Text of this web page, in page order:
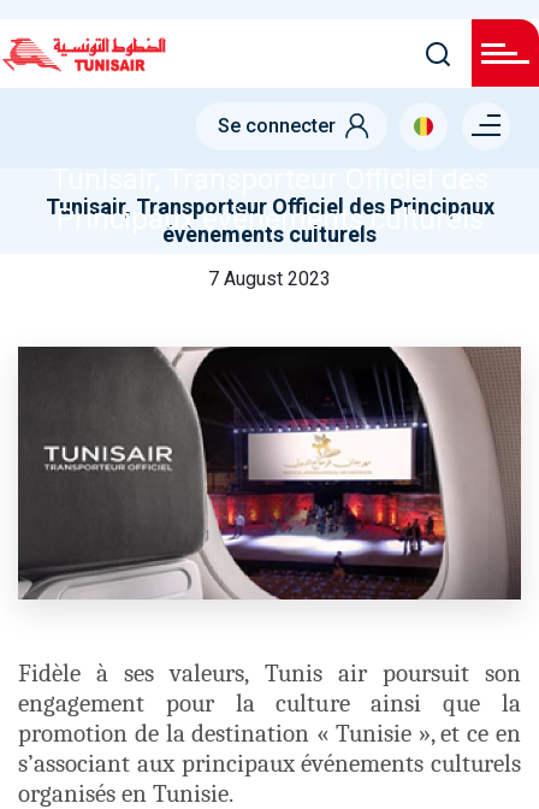
Se connecter Menu right
TUNISAIR, TRANSPORTEUR OFFICIEL DES PRINCIPAUX
ÉVÈNEMENTS CULTURELS
Tunisair, Transporteur Officiel des
Principaux évènements culturels
Tunisair, Transporteur Officiel des Principaux
évènements culturels
7 August 2023
Fidèle à ses valeurs, Tunis air poursuit son
engagement pour la culture ainsi que la
promotion de la destination « Tunisie », et ce en
s’associant aux principaux événements culturels
organisés en Tunisie.